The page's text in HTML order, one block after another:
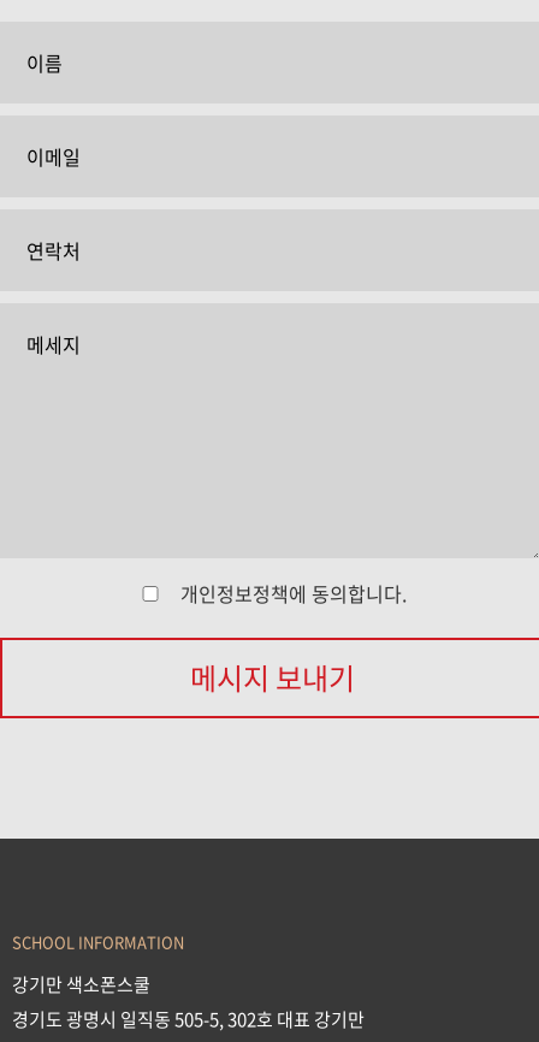
개인정보정책에 동의합니다.
메시지 보내기
SCHOOL INFORMATION
강기만 색소폰스쿨
경기도 광명시 일직동 505-5, 302호 대표 강기만